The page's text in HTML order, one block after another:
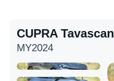
CUPRA Tavascan
MY2024